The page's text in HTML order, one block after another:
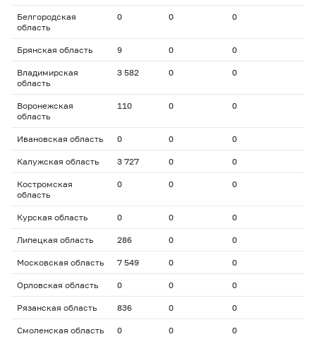
Белгородская
область
0 0 0
Брянская область 9 0 0
Владимирская
область
3 582 0 0
Воронежская
область
110 0 0
Ивановская область 0 0 0
Калужская область 3 727 0 0
Костромская
область
0 0 0
Курская область 0 0 0
Липецкая область 286 0 0
Московская область 7 549 0 0
Орловская область 0 0 0
Рязанская область 836 0 0
Смоленская область 0 0 0